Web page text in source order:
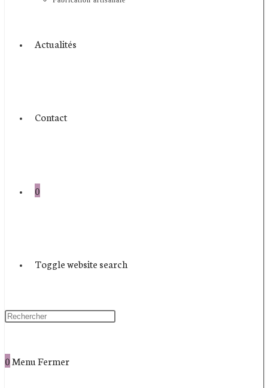
Actualités
Contact
0
Toggle website search
0Menu Fermer